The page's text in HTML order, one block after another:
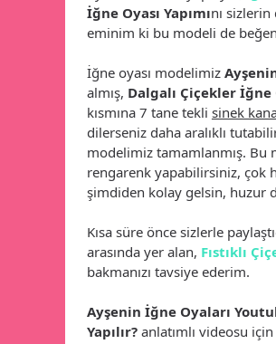
İğne Oyası Yapımını
eminim ki bu modeli de
İğne oyası modelimiz
almış, Dalgalı Çiçekler İğne
kısmına 7 tane tekli sinek
dilerseniz daha aralıklı
modelimiz tamamlanmış. Bu
rengarenk yapabilirsiniz, çok
şimdiden kolay gelsin, huzur
Kısa süre önce sizlerle
arasında yer alan, Fıstıklı
bakmanızı tavsiye ederim.
Ayşenin İğne Oyaları
Yapılır?anlatımlı videosu